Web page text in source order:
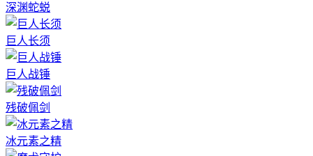
深渊蛇蜕
巨人长须
巨人战锤
残破佩剑
冰元素之精